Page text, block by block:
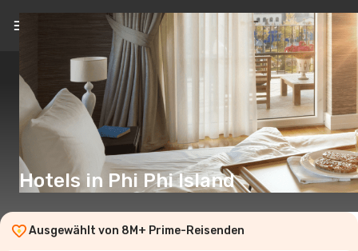
DE(€)
Hotels in Phi Phi Island
Ausgewählt von 8M+ Prime-Reisenden